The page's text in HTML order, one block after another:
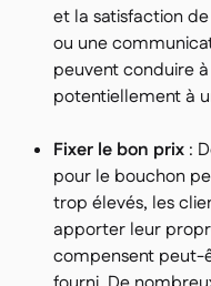
et la satisfaction
ou une
peuvent conduire
potentiellement à
Fixer le bon prix :
pour le bouchon
trop élevés, les
apporter leur
compensent peut-